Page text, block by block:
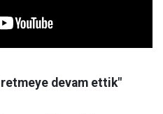
devam ettik"